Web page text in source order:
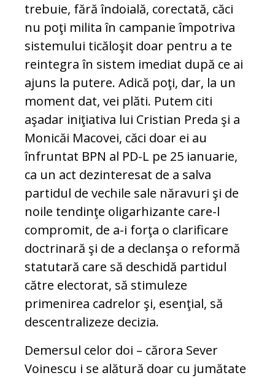
trebuie, fără îndoială, corectată, căci
nu poţi milita în campanie împotriva
sistemului ticăloşit doar pentru a te
reintegra în sistem imediat după ce ai
ajuns la putere. Adică poţi, dar, la un
moment dat, vei plăti. Putem citi
aşadar iniţiativa lui Cristian Preda şi a
Monicăi Macovei, căci doar ei au
înfruntat BPN al PD-L pe 25 ianuarie,
ca un act dezinteresat de a salva
partidul de vechile sale năravuri şi de
noile tendinţe oligarhizante care-l
compromit, de a-i forţa o clarificare
doctrinară şi de a declanşa o reformă
statutară care să deschidă partidul
către electorat, să stimuleze
primenirea cadrelor şi, esenţial, să
descentralizeze decizia.
Demersul celor doi – cărora Sever
Voinescu i se alătură doar cu jumătate